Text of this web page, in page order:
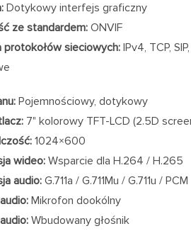
Dotykowy interfejs graficzny
ze standardem: ONVIF
protokołów sieciowych:IPv4, TCP,
Pojemnościowy, dotykowy
7" kolorowy TFT-LCD (2.5D
1024×600
wideo: Wsparcie dla H.264 / H.265
audio:G.711a / G.711Mu / G.711u / PCM
Mikrofon dookólny
Wbudowany głośnik